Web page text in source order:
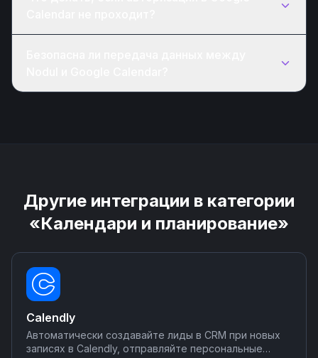
Другие интеграции в категории
«Календари и планирование»
Calendly
Автоматически создавайте лиды в CRM при новых
записях в Calendly, отправляйте персональные